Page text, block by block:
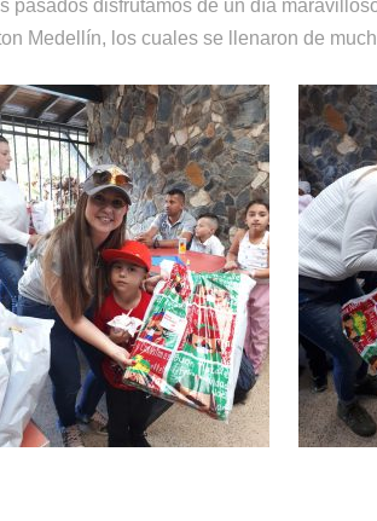
pasados disfrutamos de un día
Medellín, los cuales se llenaron de